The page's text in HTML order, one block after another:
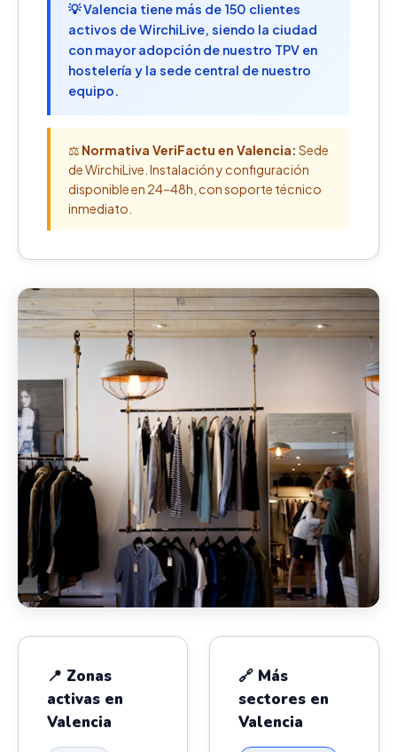
💡 Valencia tiene más de 150 clientes
activos de WirchiLive, siendo la ciudad
con mayor adopción de nuestro TPV en
hostelería y la sede central de nuestro
equipo.
⚖️ Normativa VeriFactu en Valencia: Sede
de WirchiLive. Instalación y configuración
disponible en 24–48h, con soporte técnico
inmediato.
📍 Zonas
activas en
Valencia
🔗 Más
sectores en
Valencia